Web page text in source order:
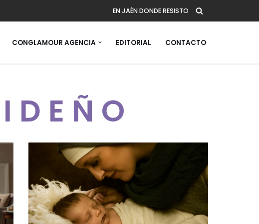
EN JAÉN DONDE RESISTO
CONGLAMOUR AGENCIA EDITORIAL CONTACTO